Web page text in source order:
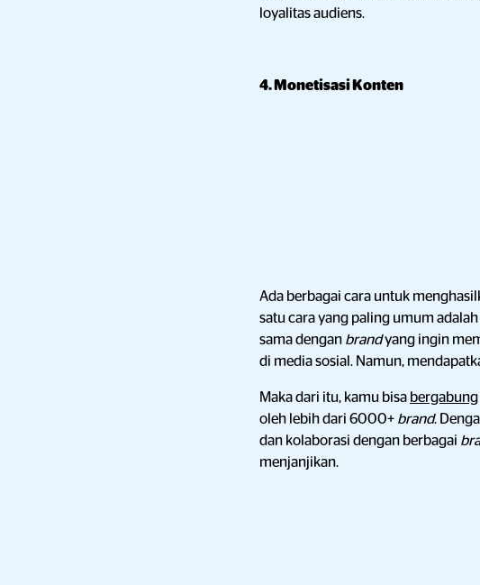
loyalitas audiens.
4. Monetisasi Konten
Ada berbagai cara untuk
satu cara yang paling umum
sama dengan brandyang ingin
di media sosial. Namun,
Maka dari itu, kamu bisa bergabung
oleh lebih dari 6000+ brand.
dan kolaborasi dengan berbagai
menjanjikan.